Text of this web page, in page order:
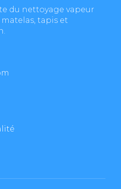
du nettoyage vapeur
tapis et